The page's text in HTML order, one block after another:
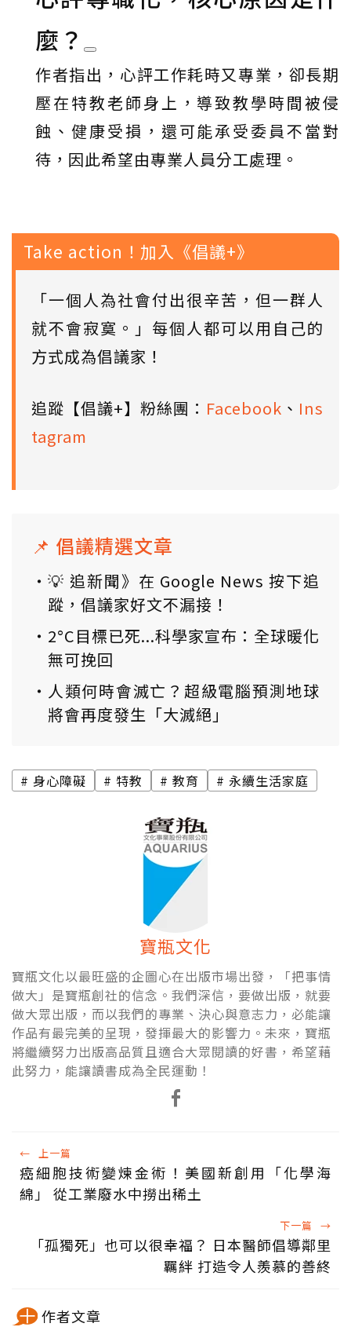
麼？
作者指出，心評工作耗時又專業，卻長期
壓在特教老師身上，導致教學時間被侵
蝕、健康受損，還可能承受委員不當對
待，因此希望由專業人員分工處理。
Take action！加入《倡議+》
「一個人為社會付出很辛苦，但一群人
就不會寂寞。」每個人都可以用自己的
方式成為倡議家！
追蹤【倡議+】粉絲團： Facebook 、 Ins
tagram
📌 倡議精選文章
💡 追新聞》在 Google News 按下追
蹤，倡議家好文不漏接！
2°C目標已死...科學家宣布：全球暖化
無可挽回
人類何時會滅亡？超級電腦預測地球
將會再度發生「大滅絕」
身心障礙 特教 教育 永續生活家庭
寶瓶文化
寶瓶文化以最旺盛的企圖心在出版市場出發，「把事情
做大」是寶瓶創社的信念。我們深信，要做出版，就要
做大眾出版，而以我們的專業、決心與意志力，必能讓
作品有最完美的呈現，發揮最大的影響力。未來，寶瓶
將繼續努力出版高品質且適合大眾閱讀的好書，希望藉
此努力，能讓讀書成為全民運動！
← 上一篇
癌細胞技術變煉金術！美國新創用「化學海
綿」 從工業廢水中撈出稀土
下一篇 →
「孤獨死」也可以很幸福？ 日本醫師倡導鄰里
羈絆 打造令人羨慕的善終
作者文章